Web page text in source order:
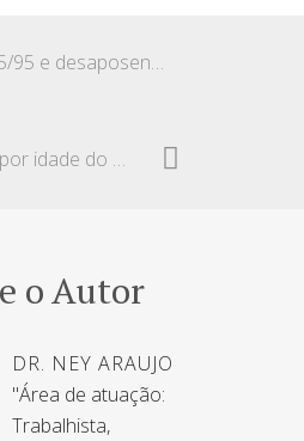
Fórmula 85/95 e desaposentadoria
Aposentadoria por idade do segurado especial rural
o Autor
DR. NEY ARAUJO
"Área de atuação:
Trabalhista,